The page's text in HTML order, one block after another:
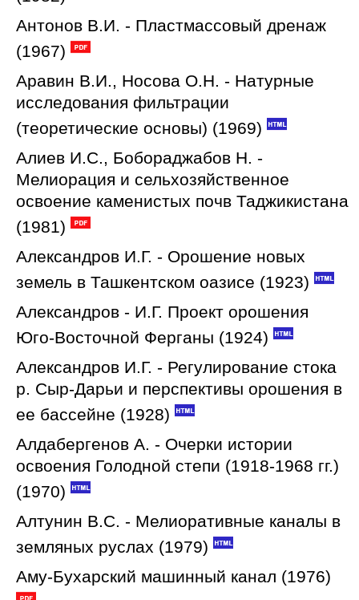
Антонов В.И. - Пластмассовый дренаж
(1967)
Аравин В.И., Носова О.Н. - Натурные
исследования фильтрации
(теоретические основы) (1969)
Алиев И.С., Бобораджабов Н. -
Мелиорация и сельхозяйственное
освоение каменистых почв Таджикистана
(1981)
Александров И.Г. - Орошение новых
земель в Ташкентском оазисе (1923)
Александров - И.Г. Проект орошения
Юго-Восточной Ферганы (1924)
Александров И.Г. - Регулирование стока
р. Сыр-Дарьи и перспективы орошения в
ее бассейне (1928)
Алдабергенов А. - Очерки истории
освоения Голодной степи (1918-1968 гг.)
(1970)
Алтунин В.С. - Мелиоративные каналы в
земляных руслах (1979)
Аму-Бухарский машинный канал (1976)